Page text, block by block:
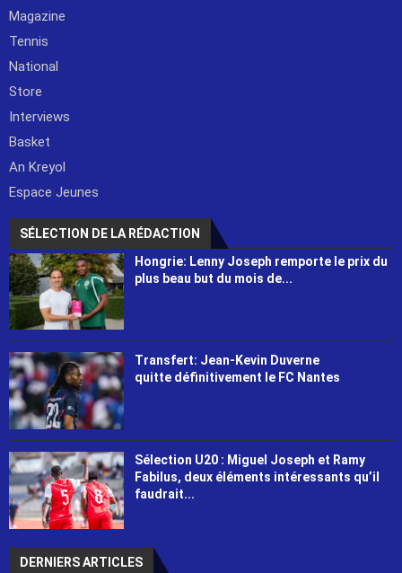
Magazine
Tennis
National
Store
Interviews
Basket
An Kreyol
Espace Jeunes
SÉLECTION DE LA RÉDACTION
Hongrie: Lenny Joseph remporte le prix du
plus beau but du mois de...
Transfert: Jean-Kevin Duverne
quitte définitivement le FC Nantes
Sélection U20 : Miguel Joseph et Ramy
Fabilus, deux éléments intéressants qu’il
faudrait...
DERNIERS ARTICLES